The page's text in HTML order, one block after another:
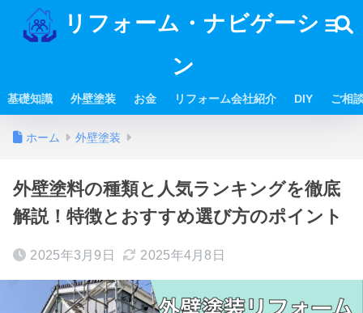
リフォーム・ナビゲーショ
ン
基礎知識 外壁塗装 お金 リフォーム会社紹介 DIY ご相
ホーム 外壁塗装
外壁塗料の種類と人気ランキングを徹底
解説！特徴とおすすめ選び方のポイント
2025年3月9日 2025年4月8日